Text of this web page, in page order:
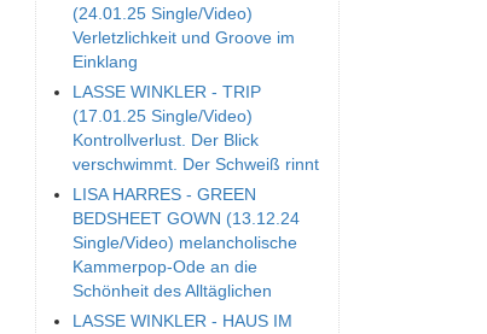
(24.01.25 Single/Video)
Verletzlichkeit und Groove im
Einklang
LASSE WINKLER - TRIP
(17.01.25 Single/Video)
Kontrollverlust. Der Blick
verschwimmt. Der Schweiß rinnt
LISA HARRES - GREEN
BEDSHEET GOWN (13.12.24
Single/Video) melancholische
Kammerpop-Ode an die
Schönheit des Alltäglichen
LASSE WINKLER - HAUS IM